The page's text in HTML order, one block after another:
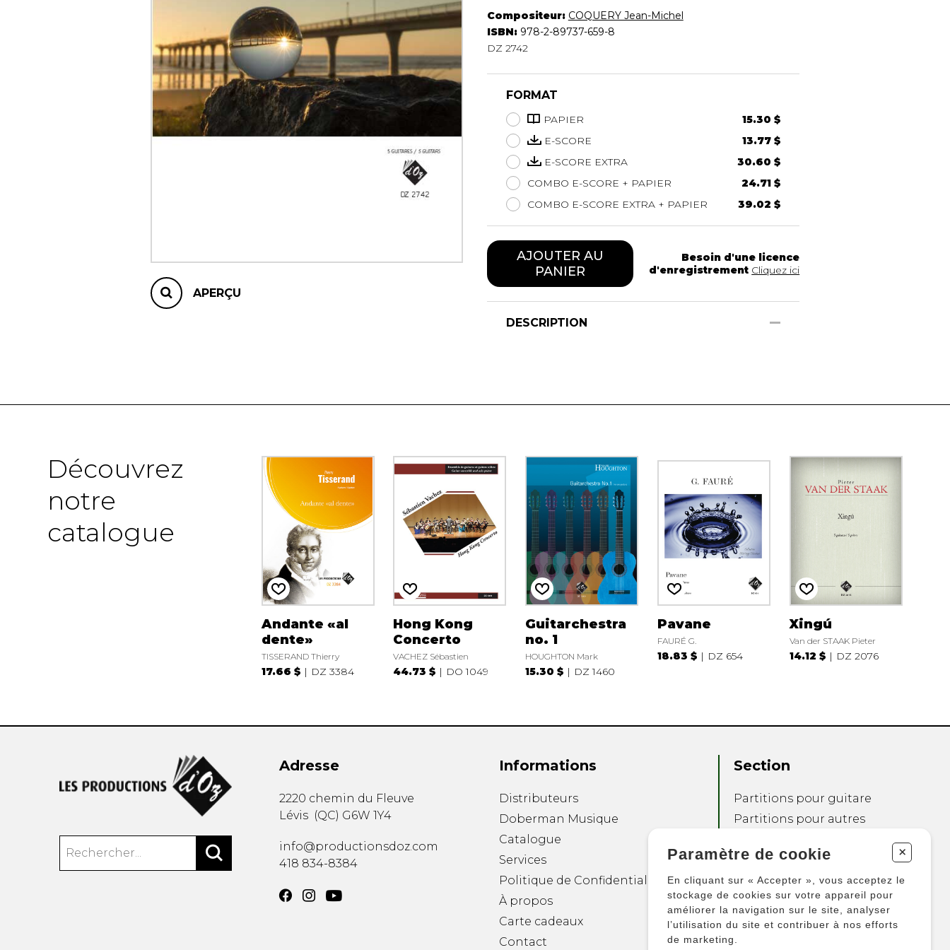
Hautbois
Luth
Mandoline
Piano
Saxophone
Trombone
Trompette
Tuba
Ukulélé
Violon
Violoncelle
APERÇU
Compositeur: COQUERY Jean-Michel
ISBN: 978-2-89737-659-8
DZ 2742
FORMAT
PAPIER
15.30 $
E-SCORE
13.77 $
E-SCORE EXTRA
30.60 $
COMBO E-SCORE + PAPIER
24.71 $
COMBO E-SCORE EXTRA + PAPIER
39.02 $
AJOUTER AU
PANIER
Besoin d'une licence
d'enregistrement Cliquez ici
DESCRIPTION
Découvrez
notre
catalogue
Andante «al
dente»
TISSERAND Thierry
17.66 $ DZ 3384
Hong Kong
Concerto
VACHEZ Sébastien
44.73 $ DO 1049
Guitarchestra
no. 1
HOUGHTON Mark
15.30 $ DZ 1460
Pavane
FAURÉ G.
18.83 $ DZ 654
Xingú
Van der STAAK Pieter
14.12 $ DZ 2076
Adresse
2220 chemin du Fleuve
Lévis (QC) G6W 1Y4
info@productionsdoz.com
418 834-8384
Informations
Distributeurs
Doberman Musique
Catalogue
Services
Politique de Confidentialité
À propos
Carte cadeaux
Contact
Section
Partitions pour guitare
Partitions pour autres
Partitions pour
ensembles
Autres produits
Paramètre de cookie +
En cliquant sur « Accepter », vous acceptez le
stockage de cookies sur votre appareil pour
améliorer la navigation sur le site, analyser
l’utilisation du site et contribuer à nos efforts
de marketing.